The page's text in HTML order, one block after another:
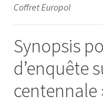
Coffret Europol
Synopsis
d’enquête
centennale